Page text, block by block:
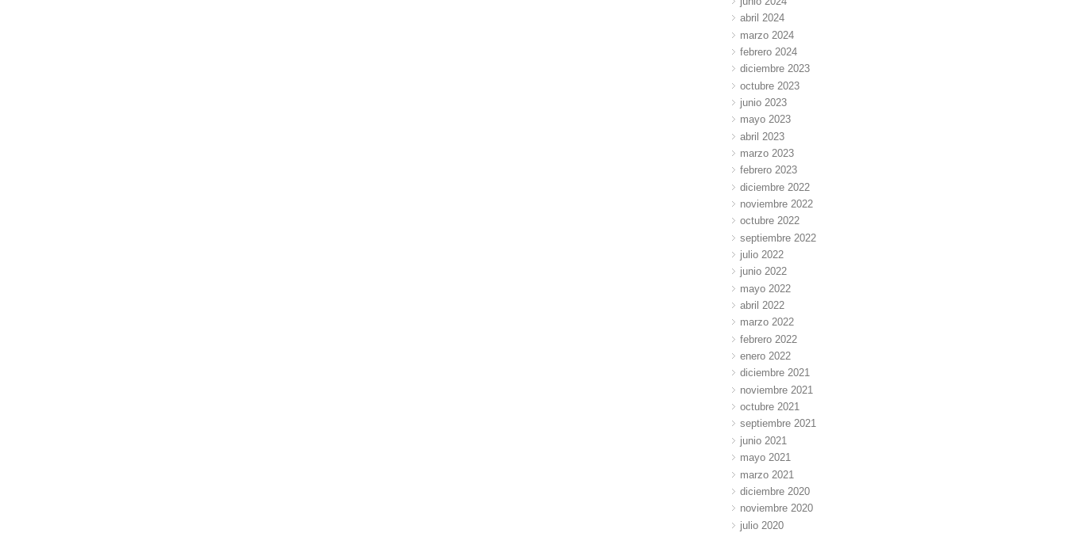
abril 2024
marzo 2024
febrero 2024
diciembre 2023
octubre 2023
junio 2023
mayo 2023
abril 2023
marzo 2023
febrero 2023
diciembre 2022
noviembre 2022
octubre 2022
septiembre 2022
julio 2022
junio 2022
mayo 2022
abril 2022
marzo 2022
febrero 2022
enero 2022
diciembre 2021
noviembre 2021
octubre 2021
septiembre 2021
junio 2021
mayo 2021
marzo 2021
diciembre 2020
noviembre 2020
julio 2020